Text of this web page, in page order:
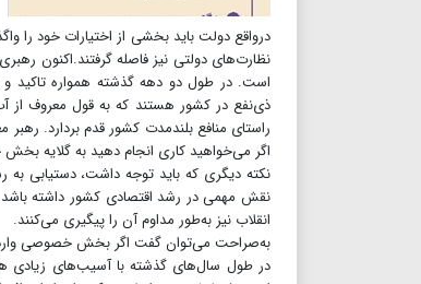
درواقع دولت باید بخشی از اختیارات خود را
نظارت‌های دولتی نیز فاصله گرفتند.اکنون
است. در طول دو دهه گذشته همواره تاکید
ذی‌نفع در کشور هستند که به قول معروف از
راستای منافع بلندمدت کشور قدم بردارد.
اگر می‌خواهید کاری انجام دهید به گلایه
نقش مهمی در رشد اقتصادی کشور داشته
انقلاب نیز به‌طور مداوم آن را پیگیری می‌کنند.
به‌صراحت می‌توان گفت اگر بخش خصوصی وارد
در طول سال‌های گذشته با آسیب‌های زیادی